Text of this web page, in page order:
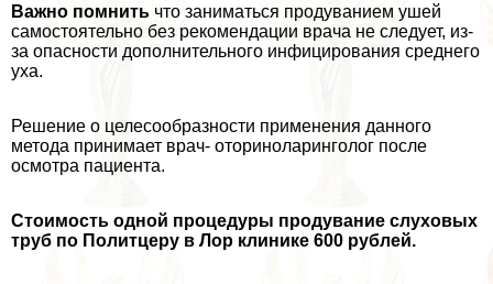
Важно помнить что заниматься продуванием ушей
самостоятельно без рекомендации врача не следует, из-
за опасности дополнительного инфицирования среднего
уха.
Решение о целесообразности применения данного
метода принимает врач- оториноларинголог после
осмотра пациента.
Стоимость одной процедуры продувание слуховых
труб по Политцеру в Лор клинике 600 рублей.